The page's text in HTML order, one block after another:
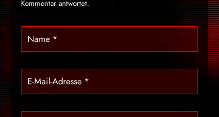
Kommentar antwortet.